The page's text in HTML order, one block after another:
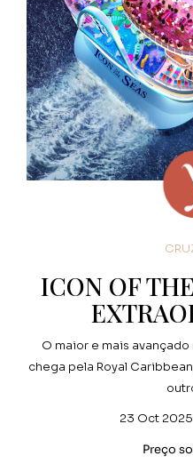
ICON OF
O maior e mais
chega pela Royal
23 Oct
Preço